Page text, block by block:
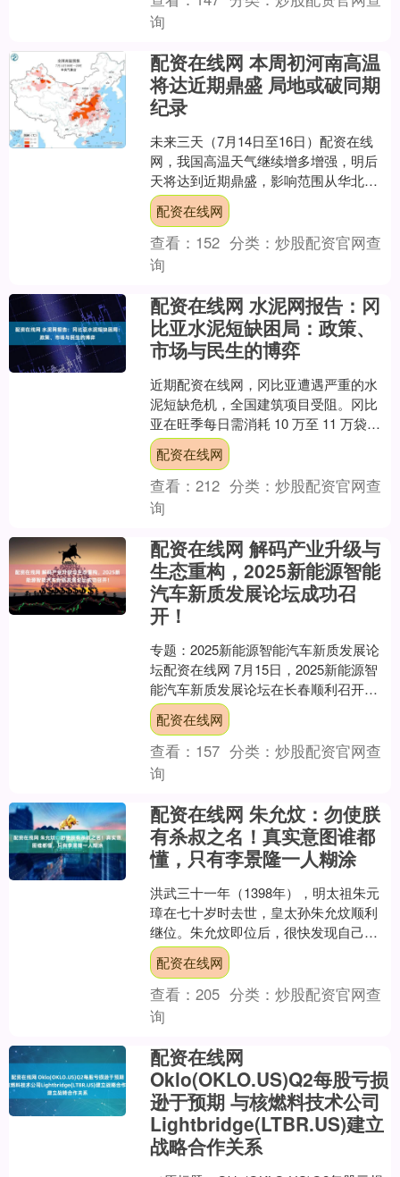
询
配资在线网 本周初河南高温
将达近期鼎盛 局地或破同期
纪录
未来三天（7月14日至16日）配资在线
网，我国高温天气继续增多增强，明后
天将达到近期鼎盛，影响范围从华北直
抵华南。河南等局地可能打破同期最高
温纪录，需注意防暑。....
配资在线网
查看： 152 分类：炒股配资官网查
询
配资在线网 水泥网报告：冈
比亚水泥短缺困局：政策、
市场与民生的博弈
近期配资在线网，冈比亚遭遇严重的水
泥短缺危机，全国建筑项目受阻。冈比
亚在旺季每日需消耗 10 万至 11 万袋水
泥，淡季时也有 4.5 万至 5 万袋的需求。
当....
配资在线网
查看：212 分类：炒股配资官网查
询
配资在线网 解码产业升级与
生态重构，2025新能源智能
汽车新质发展论坛成功召
开！
专题：2025新能源智能汽车新质发展论
坛配资在线网 7月15日，2025新能源智
能汽车新质发展论坛在长春顺利召开。
大会以“新质引领 智创未来”为主题，邀请
政府....
配资在线网
查看： 157 分类：炒股配资官网查
询
配资在线网 朱允炆：勿使朕
有杀叔之名！真实意图谁都
懂，只有李景隆一人糊涂
洪武三十一年（1398年），明太祖朱元
璋在七十岁时去世，皇太孙朱允炆顺利
继位。朱允炆即位后，很快发现自己面
临一个棘手的问题：遍布各地的藩王们
配资在线网，个个兵权....
配资在线网
查看：205 分类：炒股配资官网查
询
配资在线网
Oklo(OKLO.US)Q2每股亏损
逊于预期 与核燃料技术公司
Lightbridge(LTBR.US)建立
战略合作关系